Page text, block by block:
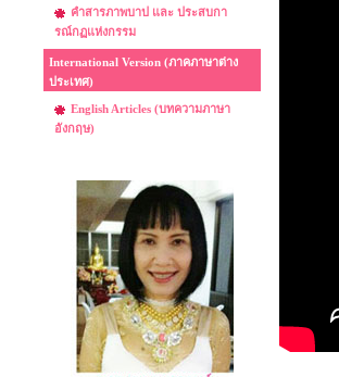
คำสารภาพบาป และ ประสบกา
รณ์กฏแห่งกรรม
International Version (ภาคภาษาต่าง
ประเทศ)
English Articles (บทความภาษา
อังกฤษ)